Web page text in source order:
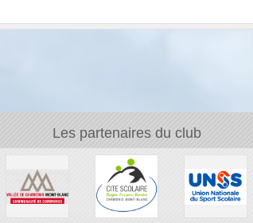
Les partenaires du club